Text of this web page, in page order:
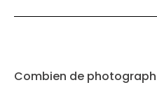
Combien de